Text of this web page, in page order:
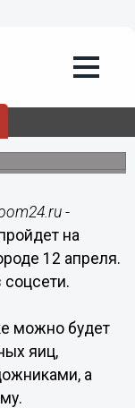
12
пасхальных
-
на
12 апреля.
можно будет
яиц,
а